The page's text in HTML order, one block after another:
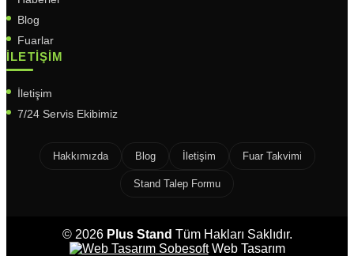
Blog
Fuarlar
İLETIŞIM
İletişim
7/24 Servis Ekibimiz
Hakkımızda Blog İletişim Fuar Takvimi
Stand Talep Formu
© 2026 Plus Stand Tüm Hakları Saklıdır.
SobesoftWeb Tasarım